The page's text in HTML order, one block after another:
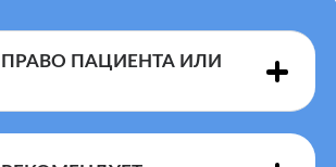
ПАЦИЕНТА ИЛИ